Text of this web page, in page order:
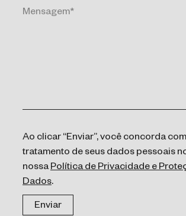
Ao clicar “Enviar”, você concorda
tratamento de seus dados pessoais
nossaPolítica de Privacidade e
Dados.